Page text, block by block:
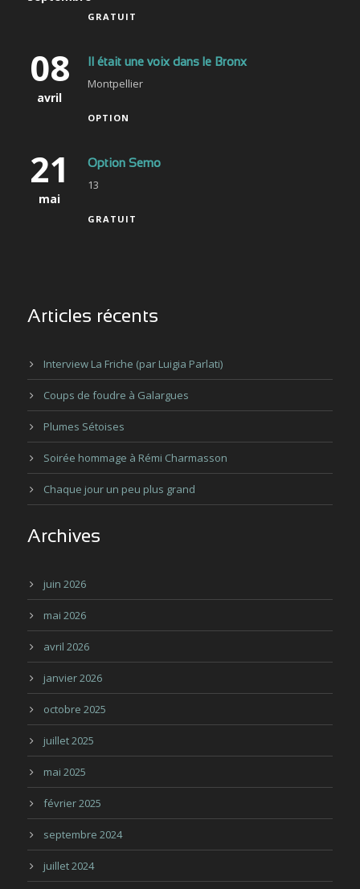
GRATUIT
08
avril
Il était une voix dans le Bronx
Montpellier
OPTION
21
mai
Option Semo
13
GRATUIT
Articles récents
Interview La Friche (par Luigia Parlati)
Coups de foudre à Galargues
Plumes Sétoises
Soirée hommage à Rémi Charmasson
Chaque jour un peu plus grand
Archives
juin 2026
mai 2026
avril 2026
janvier 2026
octobre 2025
juillet 2025
mai 2025
février 2025
septembre 2024
juillet 2024